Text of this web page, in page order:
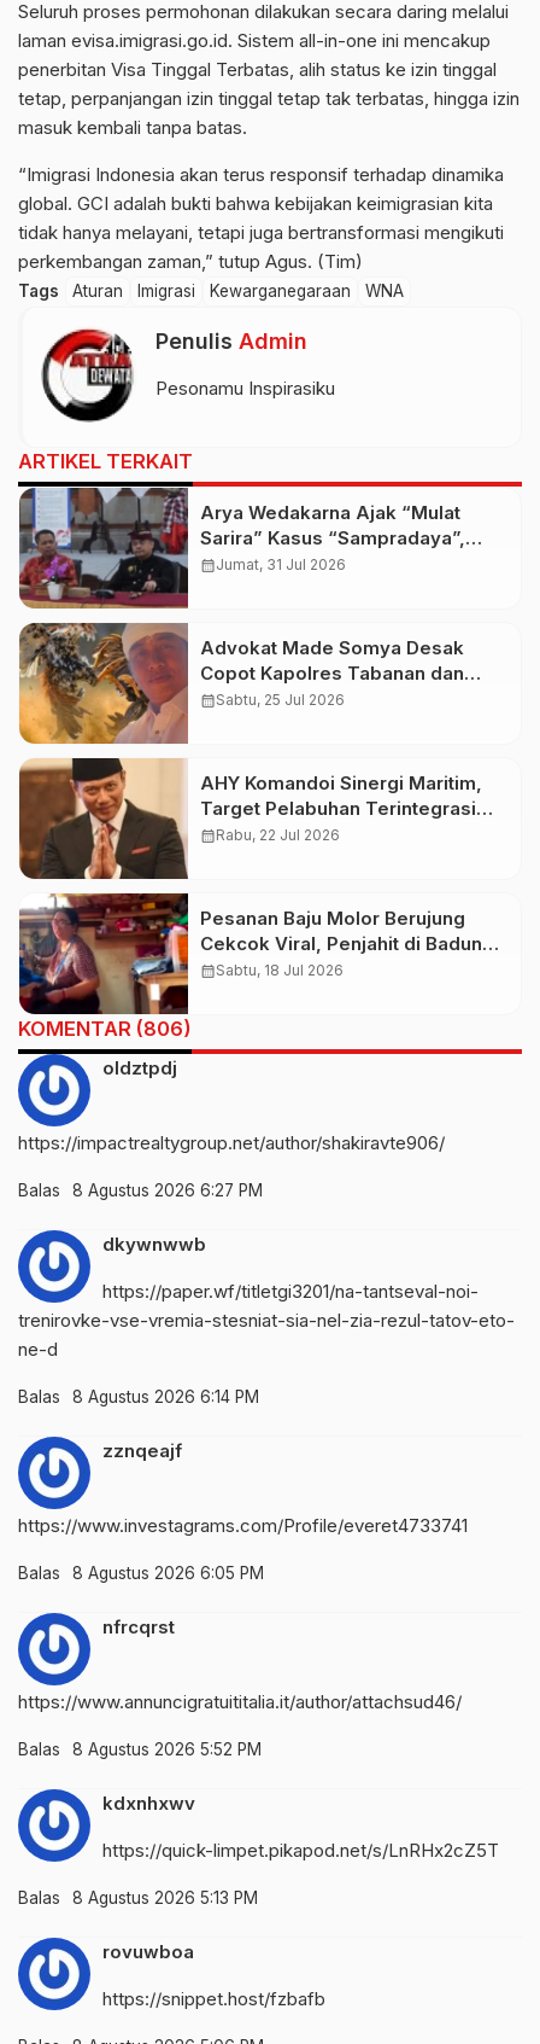
Seluruh proses permohonan dilakukan secara daring melalui
laman evisa.imigrasi.go.id. Sistem all-in-one ini mencakup
penerbitan Visa Tinggal Terbatas, alih status ke izin tinggal
tetap, perpanjangan izin tinggal tetap tak terbatas, hingga izin
masuk kembali tanpa batas.
“Imigrasi Indonesia akan terus responsif terhadap dinamika
global. GCI adalah bukti bahwa kebijakan keimigrasian kita
tidak hanya melayani, tetapi juga bertransformasi mengikuti
perkembangan zaman,” tutup Agus. (Tim)
Tags Aturan Imigrasi Kewarganegaraan WNA
Penulis Admin
Pesonamu Inspirasiku
ARTIKEL TERKAIT
Arya Wedakarna Ajak “Mulat
Sarira” Kasus “Sampradaya”,
Buka Ashram Untuk Spiritual
calendar_monthJumat, 31 Jul 2026
Advokat Made Somya Desak
Copot Kapolres Tabanan dan
Kapolsek Baturiti Usai Amuk
calendar_monthSabtu, 25 Jul 2026
AHY Komandoi Sinergi Maritim,
Target Pelabuhan Terintegrasi
2028
calendar_monthRabu, 22 Jul 2026
Pesanan Baju Molor Berujung
Cekcok Viral, Penjahit di Badung
Diduga Ucapkan Kata Bernada
calendar_monthSabtu, 18 Jul 2026
KOMENTAR (806)
oldztpdj
https://impactrealtygroup.net/author/shakiravte906/
Balas 8 Agustus 2026 6:27 PM
dkywnwwb
https://paper.wf/titletgi3201/na-tantseval-noi-
trenirovke-vse-vremia-stesniat-sia-nel-zia-rezul-tatov-eto-
ne-d
Balas 8 Agustus 2026 6:14 PM
zznqeajf
https://www.investagrams.com/Profile/everet4733741
Balas 8 Agustus 2026 6:05 PM
nfrcqrst
https://www.annuncigratuititalia.it/author/attachsud46/
Balas 8 Agustus 2026 5:52 PM
kdxnhxwv
https://quick-limpet.pikapod.net/s/LnRHx2cZ5T
Balas 8 Agustus 2026 5:13 PM
rovuwboa
https://snippet.host/fzbafb